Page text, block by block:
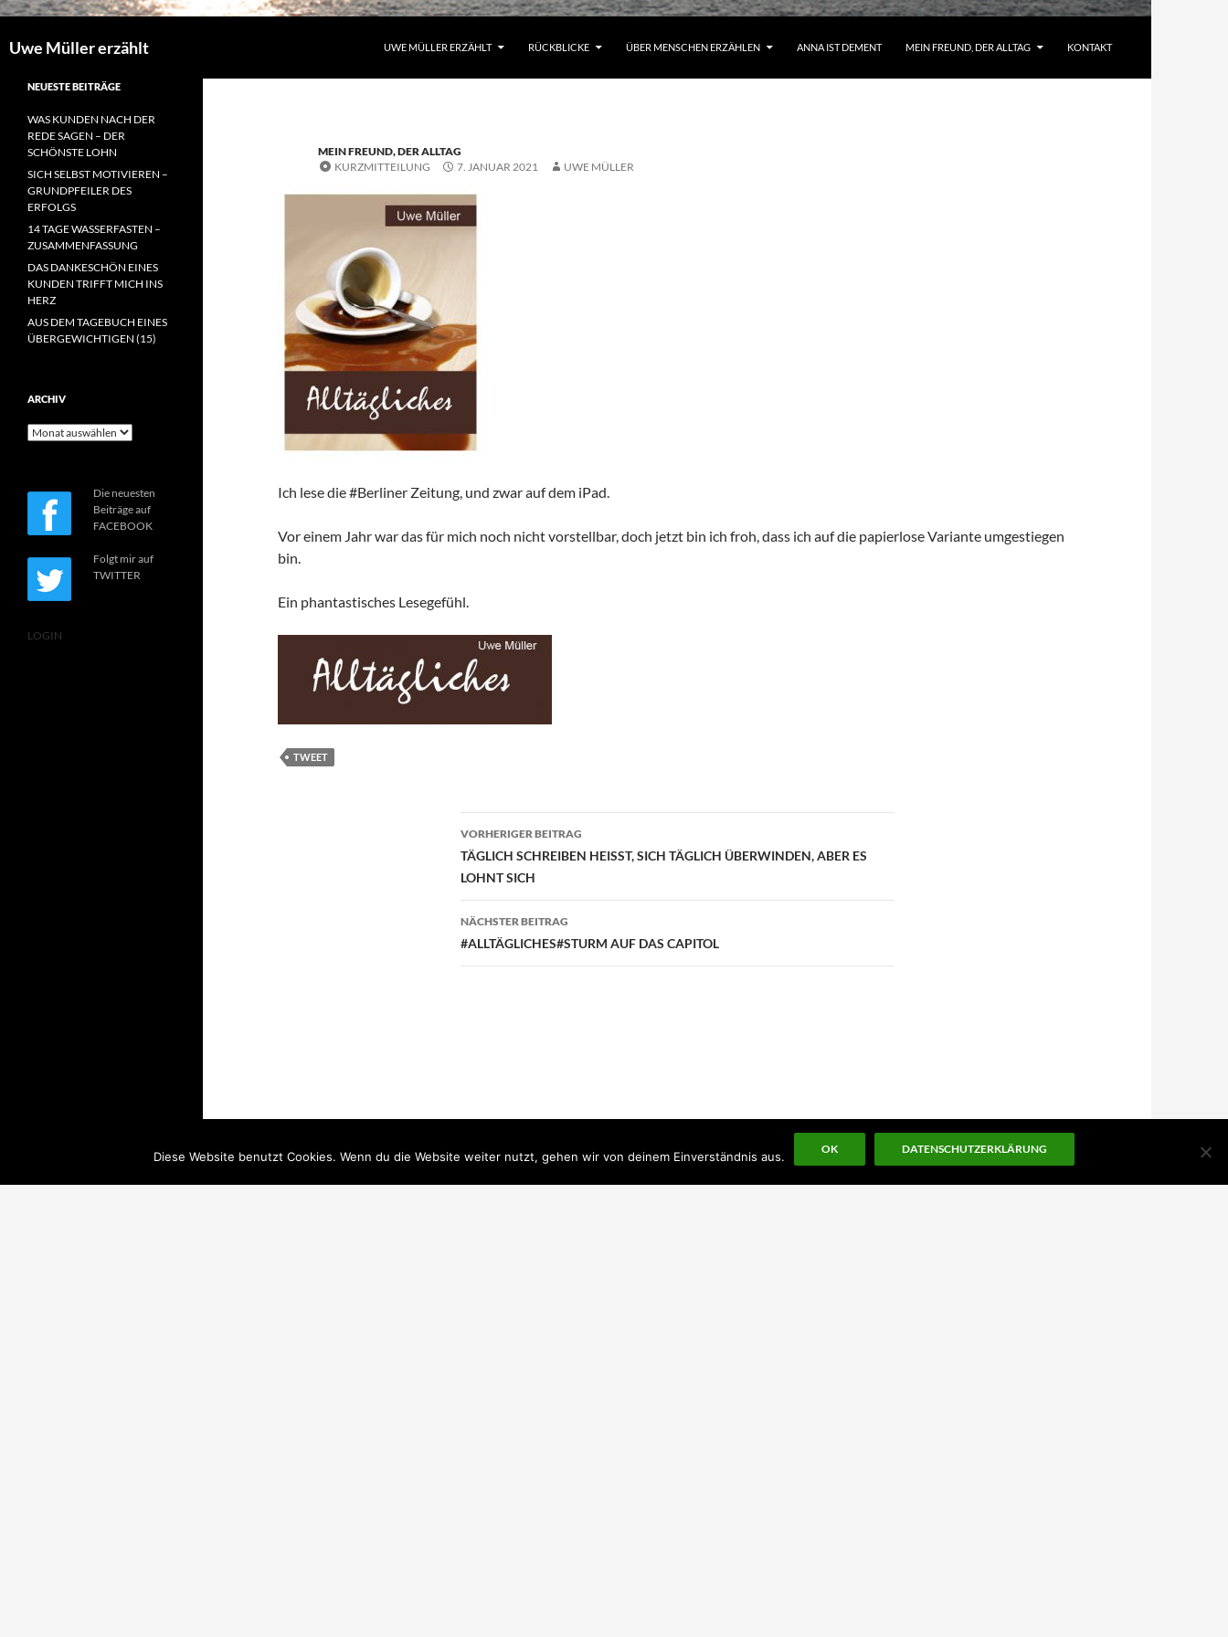
Uwe Müller erzählt UWE MÜLLER ERZÄHLT RÜCKBLICKE ÜBER MENSCHEN ERZÄHLEN ANNA IST DEMENT MEIN FREUND, DER ALLTAG KONTAKT
MEIN FREUND, DER ALLTAG
KURZMITTEILUNG
7. JANUAR 2021 UWE MÜLLER
Ich lese die #Berliner Zeitung, und zwar auf dem iPad.
Vor einem Jahr war das für mich noch nicht vorstellbar, doch jetzt bin ich froh, dass ich auf die papierlose Variante umgestiegen
bin.
Ein phantastisches Lesegefühl.
TWEET
Beitragsnavigation
VORHERIGER BEITRAG
TÄGLICH SCHREIBEN HEISST, SICH TÄGLICH ÜBERWINDEN, ABER ES
LOHNT SICH
NÄCHSTER BEITRAG
#ALLTÄGLICHES#STURM AUF DAS CAPITOL
NEUESTE BEITRÄGE
WAS KUNDEN NACH DER
REDE SAGEN – DER
SCHÖNSTE LOHN
SICH SELBST MOTIVIEREN –
GRUNDPFEILER DES
ERFOLGS
14 TAGE WASSERFASTEN –
ZUSAMMENFASSUNG
DAS DANKESCHÖN EINES
KUNDEN TRIFFT MICH INS
HERZ
AUS DEM TAGEBUCH EINES
ÜBERGEWICHTIGEN (15)
ARCHIV
Archiv
Die neuesten
Beiträge auf
FACEBOOK
Folgt mir auf
TWITTER
LOGIN
Diese Website benutzt Cookies. Wenn du die Website weiter nutzt, gehen wir von deinem Einverständnis aus.
OK DATENSCHUTZERKLÄRUNG